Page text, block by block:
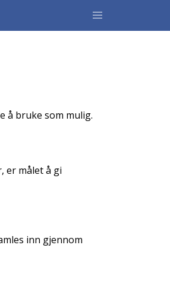
å bruke som mulig.
er målet å gi
inn gjennom